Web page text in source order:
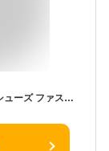
トパーズ TOPAZ TZ2401 レディース カジュアル シューズ ファスナー付 超軽量 つまずき 予防機能 送料無料 ウォーキングシューズ 婦人靴 シンプル 軽量 おしゃれ かわいい ファスナー付き 紐靴 シンプル ファスナー 高齢者 シューズファスナー 靴 ブラック 黒 シニア 厚底